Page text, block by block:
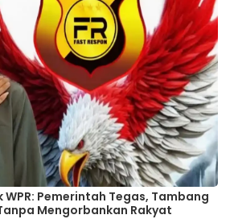
WPR: Pemerintah Tegas, Tambang
Mengorbankan Rakyat